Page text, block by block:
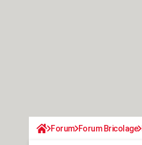
Forum Forum Bricolage